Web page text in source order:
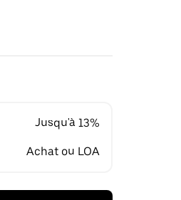
Jusqu'à 13%
Achat ou LOA